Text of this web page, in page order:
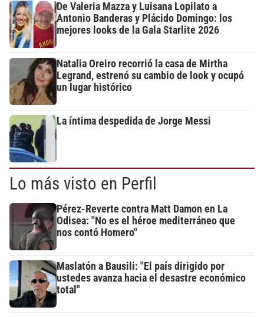
De Valeria Mazza y Luisana Lopilato a
Antonio Banderas y Plácido Domingo: los
mejores looks de la Gala Starlite 2026
Natalia Oreiro recorrió la casa de Mirtha
Legrand, estrenó su cambio de look y ocupó
un lugar histórico
La íntima despedida de Jorge Messi
Lo más visto en Perfil
Pérez-Reverte contra Matt Damon en La
Odisea: "No es el héroe mediterráneo que
nos contó Homero"
Maslatón a Bausili: "El país dirigido por
ustedes avanza hacia el desastre económico
total"